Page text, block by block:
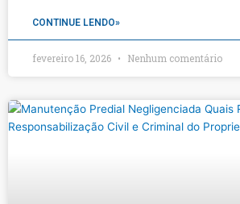
CONTINUE LENDO»
fevereiro 16, 2026 Nenhum comentário